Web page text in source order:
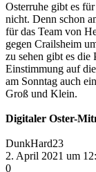
Osterruhe gibt es
nicht. Denn schon
für das Team von
gegen Crailsheim
zu sehen gibt es
Einstimmung auf
am Sonntag auch
Groß und Klein.
Digitaler Oster-
DunkHard23
2. April 2021 um
0